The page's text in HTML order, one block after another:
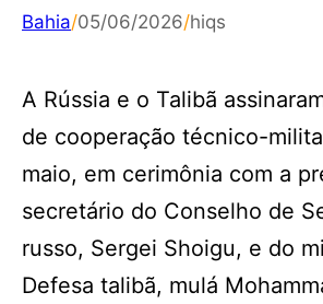
Bahia/05/06/2026/hiqs
A Rússia e o Talibã
de cooperação técnico-
maio, em cerimônia com a
secretário do Conselho de
russo, Sergei Shoigu, e do
Defesa talibã, mulá